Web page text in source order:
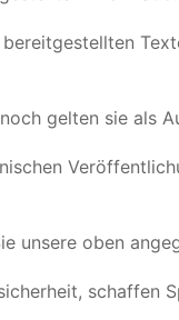
gelten sie als
unsere oben
schaffen